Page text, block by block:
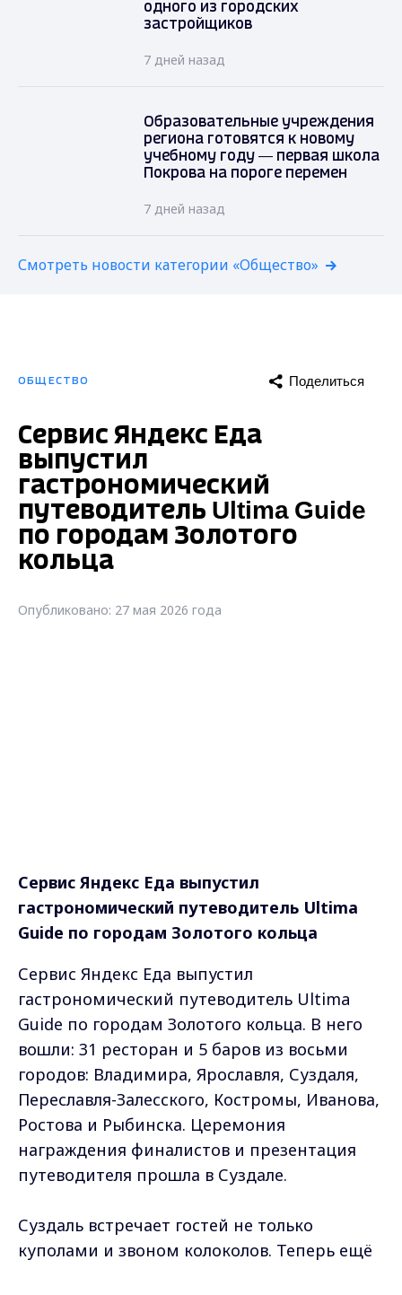
одного из городских
застройщиков
7 дней назад
Образовательные учреждения
региона готовятся к новому
учебному году — первая школа
Покрова на пороге перемен
7 дней назад
Смотреть новости категории «Общество»
ОБЩЕСТВО Поделиться
Сервис Яндекс Еда
выпустил
гастрономический
путеводитель Ultima Guide
по городам Золотого
кольца
Опубликовано: 27 мая 2026 года
Сервис Яндекс Еда выпустил
гастрономический путеводитель Ultima
Guide по городам Золотого кольца
Сервис Яндекс Еда выпустил
гастрономический путеводитель Ultima
Guide по городам Золотого кольца. В него
вошли: 31 ресторан и 5 баров из восьми
городов: Владимира, Ярославля, Суздаля,
Переславля-Залесского, Костромы, Иванова,
Ростова и Рыбинска. Церемония
награждения финалистов и презентация
путеводителя прошла в Суздале.
Суздаль встречает гостей не только
куполами и звоном колоколов. Теперь ещё